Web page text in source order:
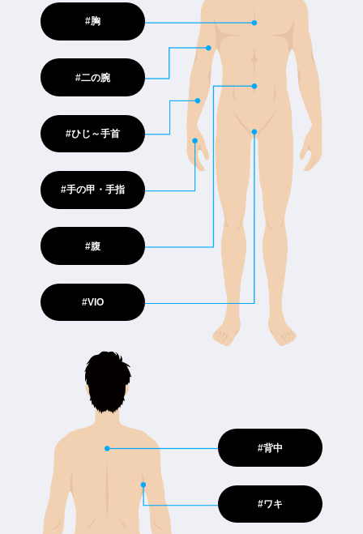
#胸
#二の腕
#ひじ～手首
#手の甲・手指
#腹
#VIO
#背中
#ワキ